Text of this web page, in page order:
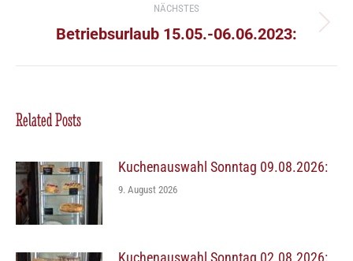
NÄCHSTES
Nächster
Betriebsurlaub 15.05.-06.06.2023:
Related Posts
Kuchenauswahl Sonntag 09.08.2026:
9. August 2026
Kuchenauswahl Sonntag 02.08.2026: